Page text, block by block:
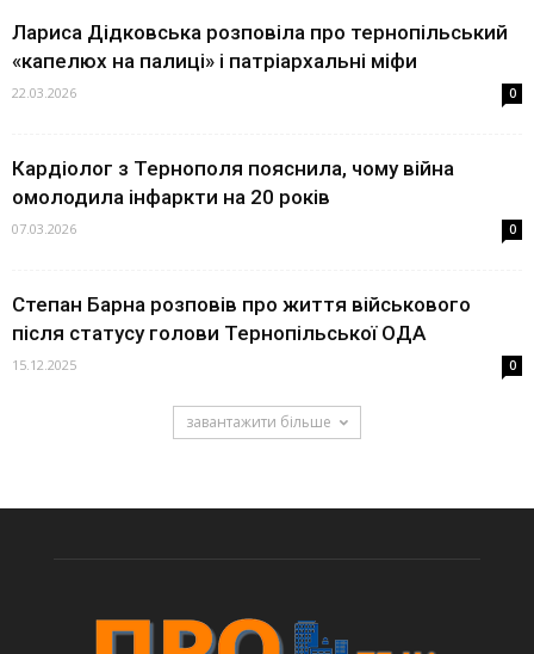
Лариса Дідковська розповіла про тернопільський
«капелюх на палиці» і патріархальні міфи
22.03.2026 0
Кардіолог з Тернополя пояснила, чому війна
омолодила інфаркти на 20 років
07.03.2026 0
Степан Барна розповів про життя військового
після статусу голови Тернопільської ОДА
15.12.2025 0
завантажити більше